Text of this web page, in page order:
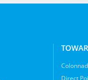
Direct